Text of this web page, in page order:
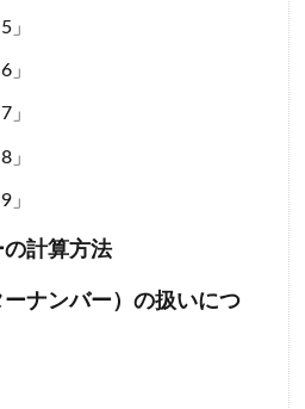
計算方法
ナンバー）の扱いにつ